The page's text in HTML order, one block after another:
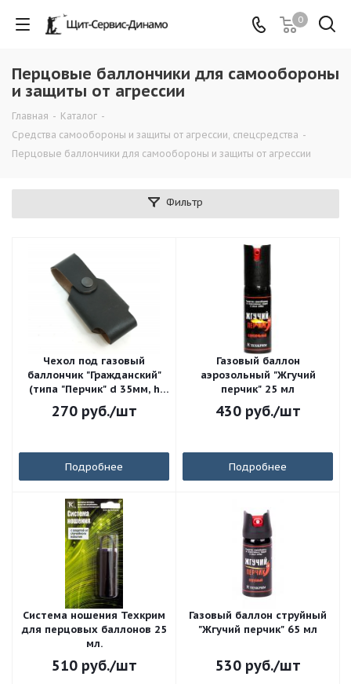
0
Перцовые баллончики для самообороны
и защиты от агрессии
Главная - Каталог -
Средства самообороны и защиты от агрессии, спецсредства -
Перцовые баллончики для самообороны и защиты от агрессии
Фильтр
Чехол под газовый
баллончик "Гражданский"
(типа "Перчик" d 35мм, h
105мм)
270руб./шт
Подробнее
Газовый баллон
аэрозольный "Жгучий
перчик" 25 мл
430руб./шт
Подробнее
Система ношения Техкрим
для перцовых баллонов 25
мл.
510руб./шт
Газовый баллон струйный
"Жгучий перчик" 65 мл
530руб./шт